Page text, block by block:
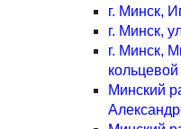
г. Минск,
г. Минск,
г. Минск,
Минский